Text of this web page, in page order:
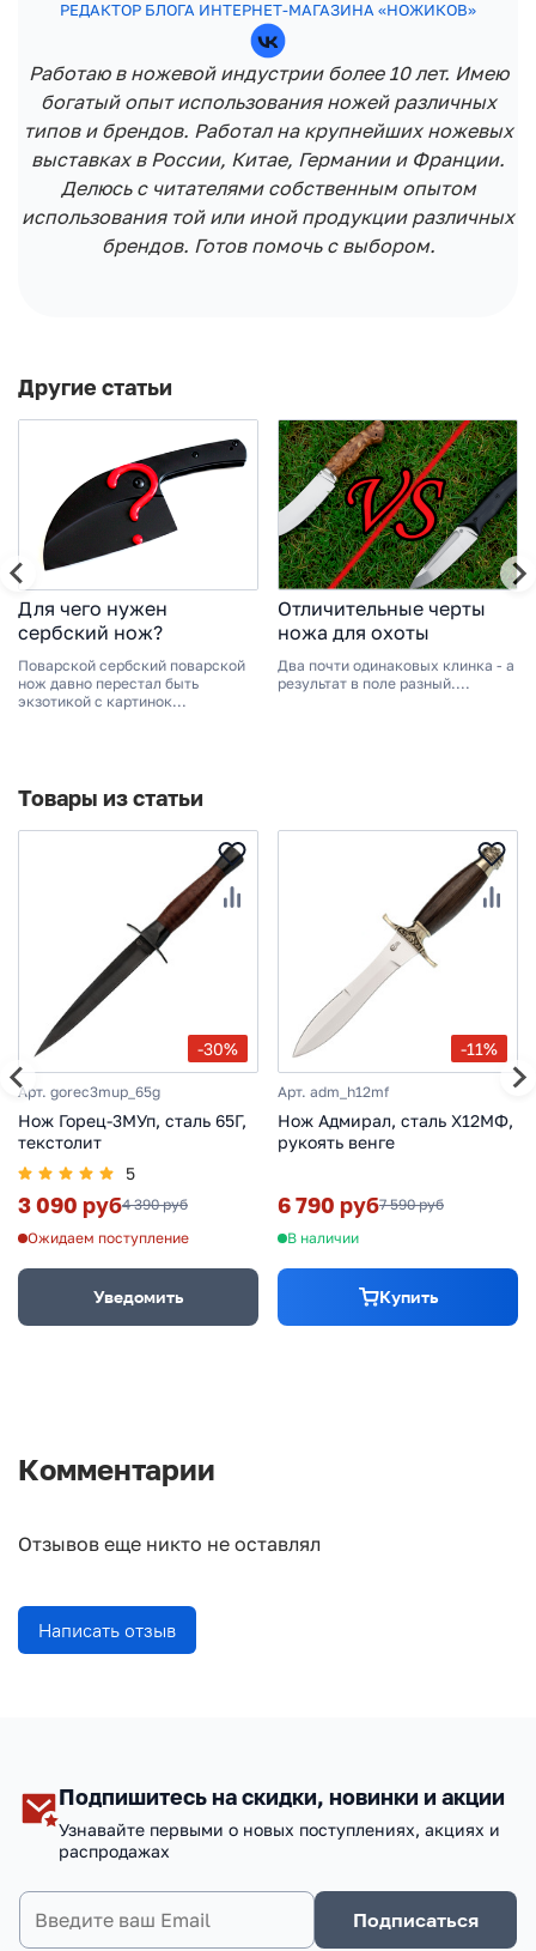
РЕДАКТОР БЛОГА ИНТЕРНЕТ-МАГАЗИНА «НОЖИКОВ»
Работаю в ножевой индустрии более 10 лет. Имею
богатый опыт использования ножей различных
типов и брендов. Работал на крупнейших ножевых
выставках в России, Китае, Германии и Франции.
Делюсь с читателями собственным опытом
использования той или иной продукции различных
брендов. Готов помочь с выбором.
Другие статьи
Для чего нужен
сербский нож?
Поварской сербский поварской
нож давно перестал быть
экзотикой с картинок...
Отличительные черты
ножа для охоты
Два почти одинаковых клинка - а
результат в поле разный....
Товары из статьи
-30%
Арт. gorec3mup_65g
Нож Горец-3МУп, сталь 65Г,
текстолит
5
3 090 руб4 390 руб
Ожидаем поступление
Уведомить
-11%
Арт. adm_h12mf
Нож Адмирал, сталь Х12МФ,
рукоять венге
6 790 руб7 590 руб
В наличии
Купить
Комментарии
Отзывов еще никто не оставлял
Написать отзыв
Подпишитесь на скидки, новинки и акции
Узнавайте первыми о новых поступлениях, акциях и
распродажах
Подписаться